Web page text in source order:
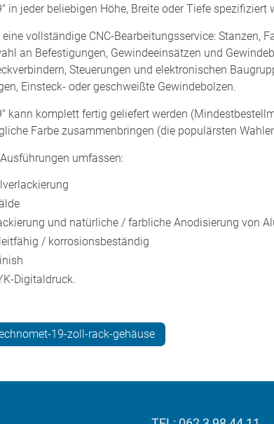
in jeder beliebigen Höhe, Breite oder Tiefe spezifiziert
eine vollständige CNC-Bearbeitungsservice: Stanzen,
an Befestigungen, Gewindeeinsätzen und
Steuerungen und elektronischen
Einsteck- oder geschweißte Gewindebolzen.
kann komplett fertig geliefert werden
Farbe zusammenbringen (die populärsten
umfassen:
und natürliche / farbliche Anodisierung von
/ korrosionsbeständig
Digitaldruck.
19-zoll-rack-gehäuse